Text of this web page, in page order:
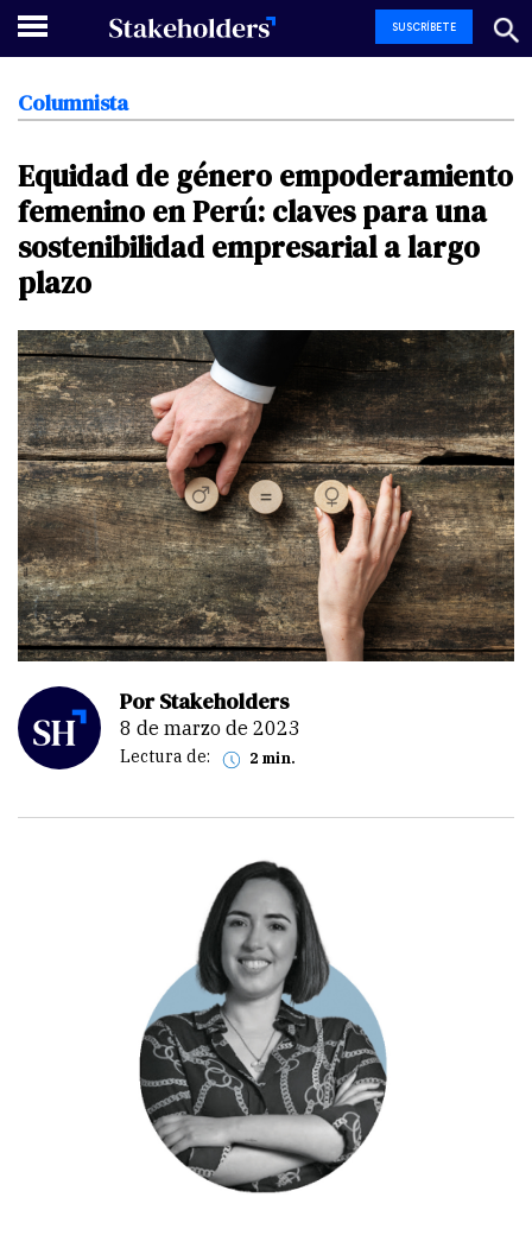
SUSCRÍBETE
Columnista
Equidad de género empoderamiento
femenino enPerú: claves para una
sostenibilidad empresarial alargo
plazo
Por Stakeholders
8 de marzo de 2023
Lectura de: 2 min.